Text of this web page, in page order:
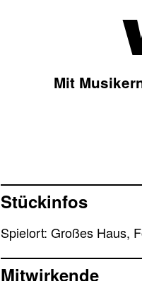
Mit
Stückinfos
Spielort: Großes Haus,
Mitwirkende